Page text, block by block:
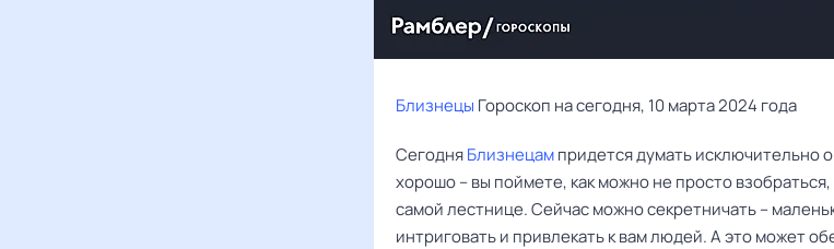
Близнецы Гороскоп на сегодня, 10 марта 2024 года
СегодняБлизнецампридется думать исключительно
хорошо – вы поймете, как можно не просто
самой лестнице. Сейчас можно секретничать –
интриговать и привлекать к вам людей. А это может